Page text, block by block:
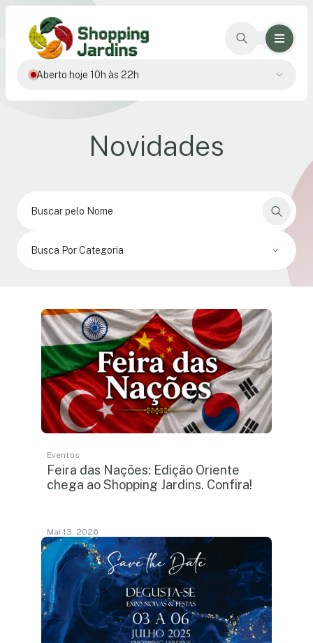
Aberto hoje 10h às 22h
Novidades
Busca Por Categoria
Eventos
Feira das Nações: Edição Oriente
chega ao Shopping Jardins. Confira!
Mai 13, 2026